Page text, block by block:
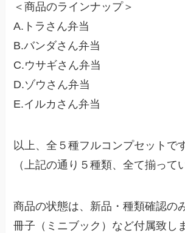
＜商品のラインナップ＞
A.トラさん弁当
B.バンダさん弁当
C.ウサギさん弁当
D.ゾウさん弁当
E.イルカさん弁当
以上、全５種フルコンプセットで
（上記の通り５種類、全て揃って
商品の状態は、新品・種類確認の
冊子（ミニブック）など付属致し